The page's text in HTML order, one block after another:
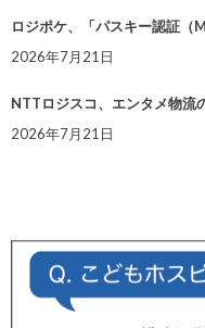
ロジポケ、「パスキー認証（
2026年7月21日
NTTロジスコ、エンタメ物
2026年7月21日